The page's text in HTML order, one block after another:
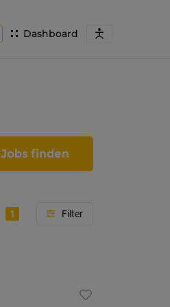
Dashboard
Jobs finden
1